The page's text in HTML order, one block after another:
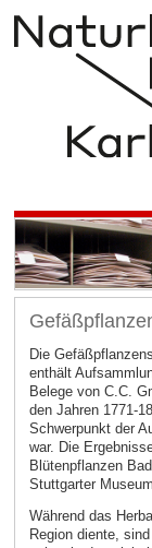
Die
enthält
Belege von C.C.
den Jahren 1771-
Schwerpunkt der
war. Die
Blütenpflanzen
Stuttgarter
Während das
Region diente,